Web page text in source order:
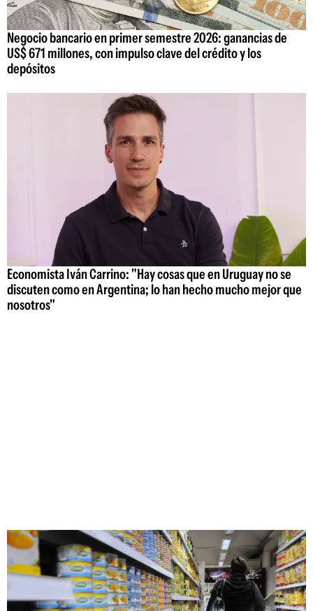
Negocio bancario en primer semestre 2026: ganancias de
US$ 671 millones, con impulso clave del crédito y los
depósitos
Economista Iván Carrino: "Hay cosas que en Uruguay no se
discuten como en Argentina; lo han hecho mucho mejor que
nosotros"